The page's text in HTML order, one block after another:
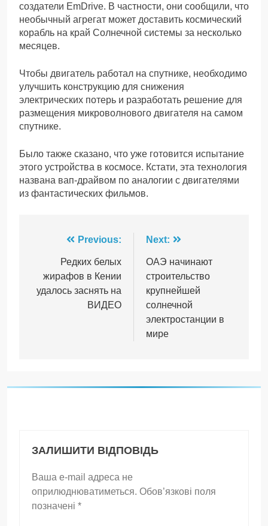
создатели EmDrive. В частности, они сообщили, что
необычный агрегат может доставить космический
корабль на край Солнечной системы за несколько
месяцев.
Чтобы двигатель работал на спутнике, необходимо
улучшить конструкцию для снижения
электрических потерь и разработать решение для
размещения микроволнового двигателя на самом
спутнике.
Было также сказано, что уже готовится испытание
этого устройства в космосе. Кстати, эта технология
названа вап-драйвом по аналогии с двигателями
из фантастических фильмов.
Навігація
записів
Previous:
Редких белых
жирафов в Кении
удалось заснять на
ВИДЕО
Next:
ОАЭ начинают
строительство
крупнейшей
солнечной
электростанции в
мире
ЗАЛИШИТИ ВІДПОВІДЬ
Ваша e-mail адреса не
оприлюднюватиметься. Обов’язкові поля
позначені *